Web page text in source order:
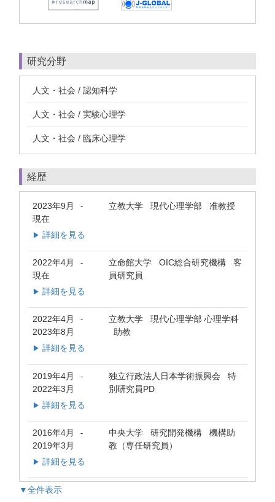
研究分野
人文・社会 / 認知科学
人文・社会 / 実験心理学
人文・社会 / 臨床心理学
経歴
2023年9月 -
現在
立教大学 現代心理学部 准教授
▶ 詳細を見る
2022年4月 -
現在
立命館大学 OIC総合研究機構 客
員研究員
▶ 詳細を見る
2022年4月 -
2023年8月
立教大学 現代心理学部 心理学科
助教
▶ 詳細を見る
2019年4月 -
2022年3月
独立行政法人日本学術振興会 特
別研究員PD
▶ 詳細を見る
2016年4月 -
2019年3月
中央大学 研究開発機構 機構助
教（専任研究員）
▶ 詳細を見る
▼全件表示